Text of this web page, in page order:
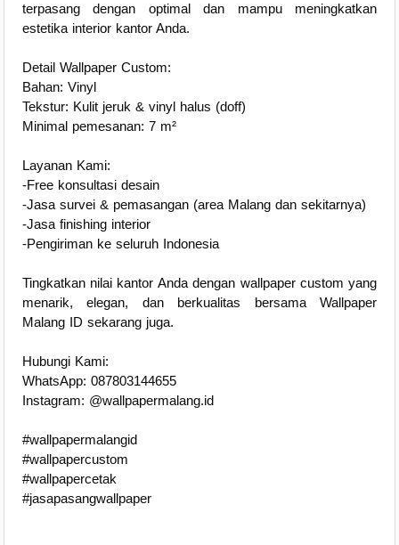
terpasang dengan optimal dan mampu meningkatkan
estetika interior kantor Anda.
Detail Wallpaper Custom:
Bahan: Vinyl
Tekstur: Kulit jeruk & vinyl halus (doff)
Minimal pemesanan: 7 m²
Layanan Kami:
-Free konsultasi desain
-Jasa survei & pemasangan (area Malang dan sekitarnya)
-Jasa finishing interior
-Pengiriman ke seluruh Indonesia
Tingkatkan nilai kantor Anda dengan wallpaper custom yang
menarik, elegan, dan berkualitas bersama Wallpaper
Malang ID sekarang juga.
Hubungi Kami:
WhatsApp: 087803144655
Instagram: @wallpapermalang.id
#wallpapermalangid
#wallpapercustom
#wallpapercetak
#jasapasangwallpaper